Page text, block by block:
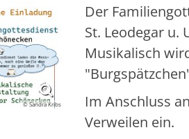
© Sandra Kribs
Der
St. Leodegar u.
Musikalisch
Im Anschluss
Verweilen ein.